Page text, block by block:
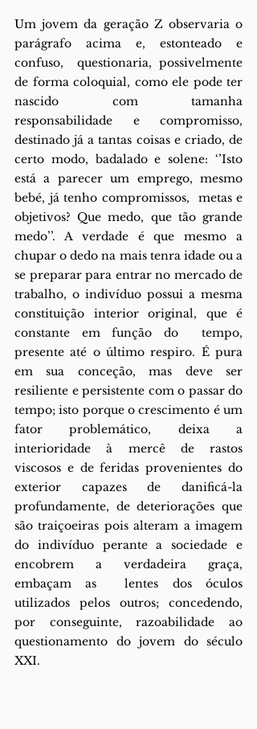
Um jovem da geração Z observaria o
parágrafo acima e, estonteado e
confuso,  questionaria, possivelmente
de forma coloquial, como ele pode ter
nascido com tamanha
responsabilidade e compromisso,
destinado já a tantas coisas e criado, de
certo modo, badalado e solene: ‘’Isto
está a parecer um emprego, mesmo
bebé, já tenho compromissos,  metas e
objetivos? Que medo, que tão grande
medo’’. A verdade é que mesmo a
chupar o dedo na mais tenra idade ou a
se preparar para entrar no mercado de
trabalho, o indivíduo possui a mesma
constituição interior original, que é
constante em função do  tempo,
presente até o último respiro. É pura
em sua conceção, mas deve ser
resiliente e persistente com o passar do
tempo; isto porque o crescimento é um
fator problemático, deixa a
interioridade à mercê de rastos
viscosos e de feridas provenientes do
exterior capazes de danificá-la
profundamente, de deteriorações que
são traiçoeiras pois alteram a imagem
do indivíduo perante a sociedade e
encobrem a verdadeira graça,
embaçam as  lentes dos óculos
utilizados pelos outros; concedendo,
por conseguinte, razoabilidade ao
questionamento do jovem do século
XXI.